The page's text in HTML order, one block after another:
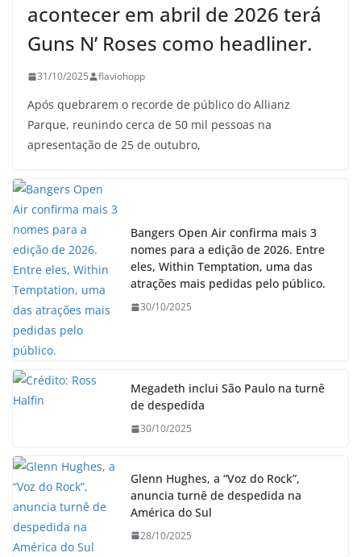
acontecer em abril de 2026 terá
Guns N’ Roses como headliner.
31/10/2025 flaviohopp
Após quebrarem o recorde de público do Allianz
Parque, reunindo cerca de 50 mil pessoas na
apresentação de 25 de outubro,
Bangers Open Air confirma mais 3
nomes para a edição de 2026. Entre
eles, Within Temptation, uma das
atrações mais pedidas pelo público.
30/10/2025
Megadeth inclui São Paulo na turnê
de despedida
30/10/2025
Glenn Hughes, a “Voz do Rock”,
anuncia turnê de despedida na
América do Sul
28/10/2025